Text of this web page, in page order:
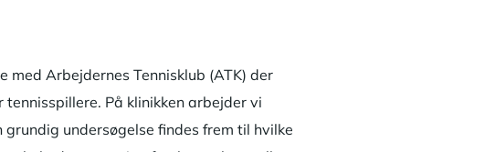
med Arbejdernes Tennisklub (ATK) der
På klinikken arbejder vi
undersøgelse findes frem til hvilke